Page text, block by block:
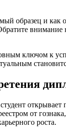
образец и как
ключом к
от
роста.